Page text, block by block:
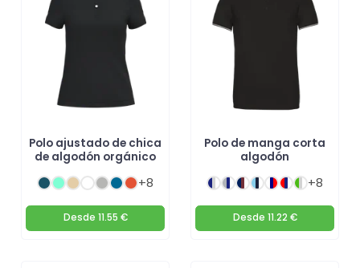
Polo ajustado de chica
de algodón orgánico
+8
Desde 11.55 €
Polo de manga corta
algodón
+8
Desde 11.22 €